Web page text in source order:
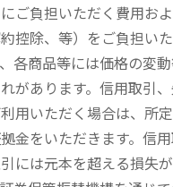
ご負担いただく費用お
控除、等）をご負担い
各商品等には価格の変
があります。信用取引
用いただく場合は、所
金をいただきます。信
には元本を超える損失